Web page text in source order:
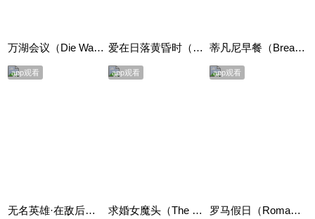
万湖会议（Die Wannseekonferenz） 爱在日落黄昏时（Before Sunset） 蒂凡尼早餐（Breakfast at Tiffany's）
app观看
无名英雄·在敌后（Hero）
app观看
求婚女魔头（The Proposal）英语版
app观看
罗马假日（Roman Holiday）